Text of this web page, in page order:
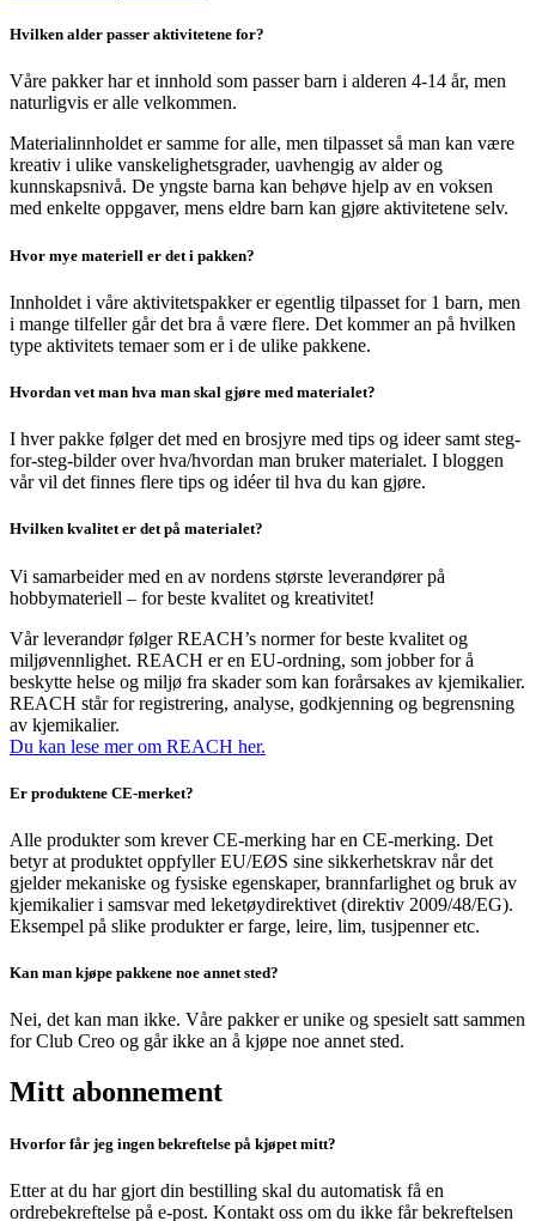
Hvilken alder passer aktivitetene for?
Våre pakker har et innhold som passer barn i alderen 4-14 år, men
naturligvis er alle velkommen.
Materialinnholdet er samme for alle, men tilpasset så man kan være
kreativ i ulike vanskelighetsgrader, uavhengig av alder og
kunnskapsnivå. De yngste barna kan behøve hjelp av en voksen
med enkelte oppgaver, mens eldre barn kan gjøre aktivitetene selv.
Hvor mye materiell er det i pakken?
Innholdet i våre aktivitetspakker er egentlig tilpasset for 1 barn, men
i mange tilfeller går det bra å være flere. Det kommer an på hvilken
type aktivitets temaer som er i de ulike pakkene.
Hvordan vet man hva man skal gjøre med materialet?
I hver pakke følger det med en brosjyre med tips og ideer samt steg-
for-steg-bilder over hva/hvordan man bruker materialet. I bloggen
vår vil det finnes flere tips og idéer til hva du kan gjøre.
Hvilken kvalitet er det på materialet?
Vi samarbeider med en av nordens største leverandører på
hobbymateriell – for beste kvalitet og kreativitet!
Vår leverandør følger REACH’s normer for beste kvalitet og
miljøvennlighet. REACH er en EU-ordning, som jobber for å
beskytte helse og miljø fra skader som kan forårsakes av kjemikalier.
REACH står for registrering, analyse, godkjenning og begrensning
av kjemikalier.
Du kan lese mer om REACH her.
Er produktene CE-merket?
Alle produkter som krever CE-merking har en CE-merking. Det
betyr at produktet oppfyller EU/EØS sine sikkerhetskrav når det
gjelder mekaniske og fysiske egenskaper, brannfarlighet og bruk av
kjemikalier i samsvar med leketøydirektivet (direktiv 2009/48/EG).
Eksempel på slike produkter er farge, leire, lim, tusjpenner etc.
Kan man kjøpe pakkene noe annet sted?
Nei, det kan man ikke. Våre pakker er unike og spesielt satt sammen
for Club Creo og går ikke an å kjøpe noe annet sted.
Mitt abonnement
Hvorfor får jeg ingen bekreftelse på kjøpet mitt?
Etter at du har gjort din bestilling skal du automatisk få en
ordrebekreftelse på e-post. Kontakt oss om du ikke får bekreftelsen